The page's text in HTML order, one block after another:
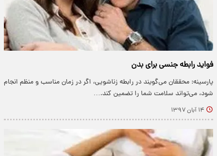
فواید رابطه جنسی برای بدن
پارسینه: محققان می‌گویند در رابطه زناشویی، اگر در زمان مناسب و منظم انجام
شود، می‌تواند سلامت شما را تضمین کند.…
۱۴ آبان ۱۳۹۷